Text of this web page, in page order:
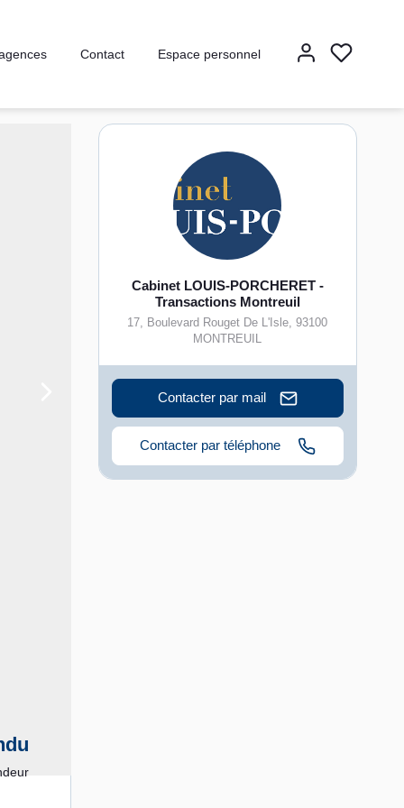
Contact Espace personnel
Cabinet LOUIS-PORCHERET -
Transactions Montreuil
17, Boulevard Rouget De L'Isle,93100
MONTREUIL
Contacter par mail
Contacter par téléphone